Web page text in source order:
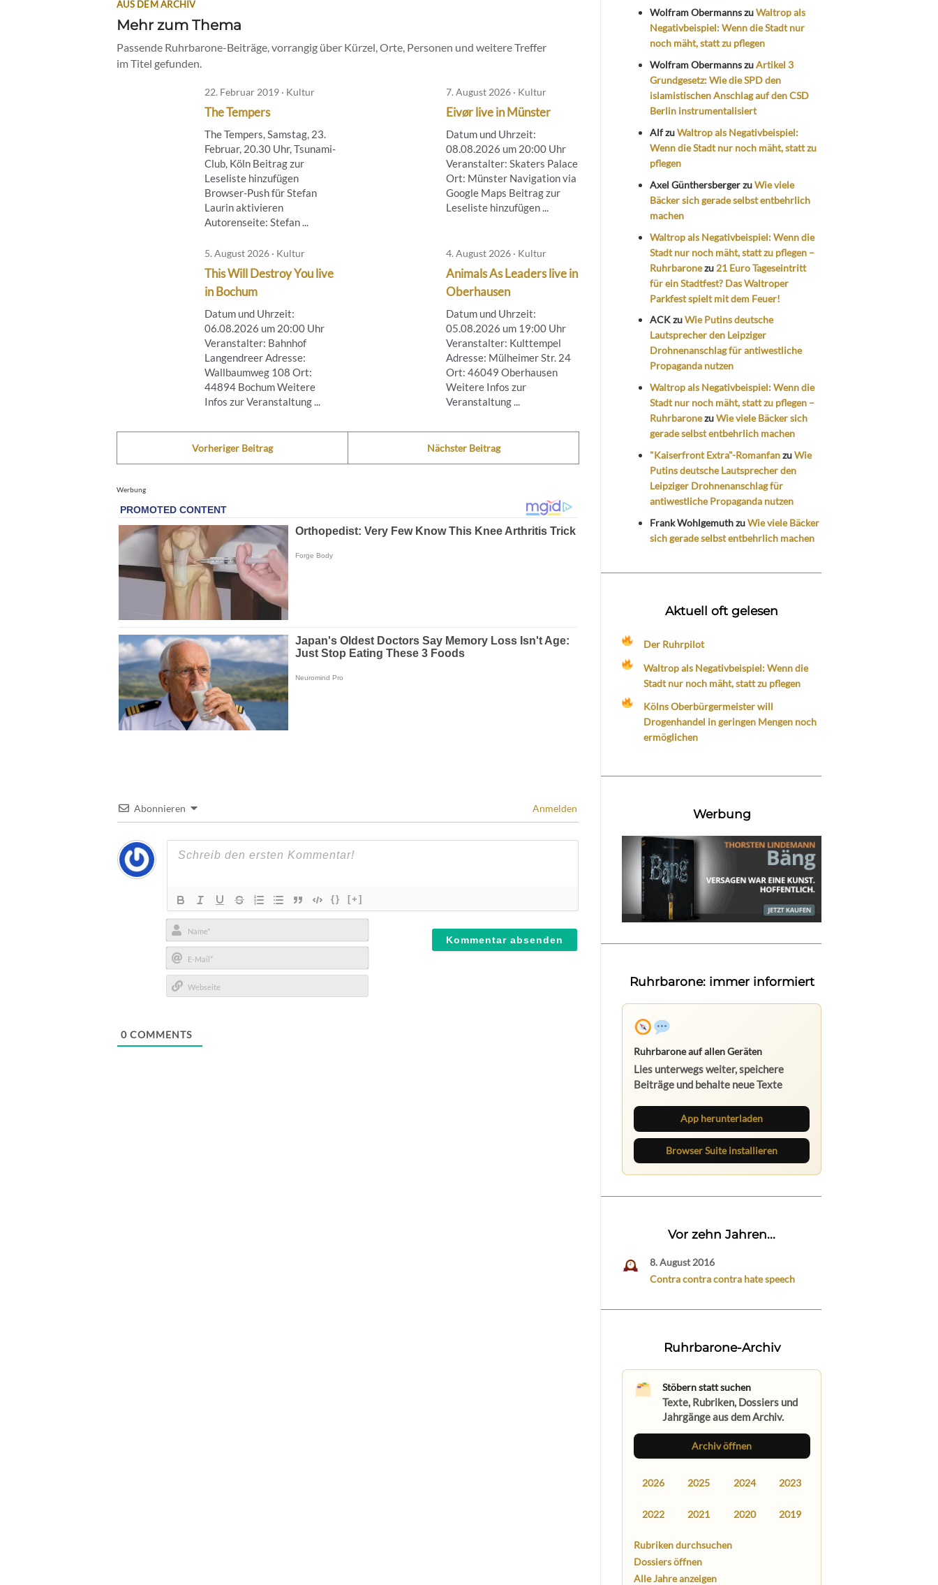
AUS DEM ARCHIV
Mehr zum Thema
Passende Ruhrbarone-Beiträge, vorrangig über Kürzel, Orte, Personen und weitere Treffer
im Titel gefunden.
22. Februar 2019 · Kultur
The Tempers
The Tempers, Samstag, 23.
Februar, 20.30 Uhr, Tsunami-
Club, Köln Beitrag zur
Leseliste hinzufügen
Browser-Push für Stefan
Laurin aktivieren
Autorenseite: Stefan ...
7. August 2026 · Kultur
Eivør live in Münster
Datum und Uhrzeit:
08.08.2026 um 20:00 Uhr
Veranstalter: Skaters Palace
Ort: Münster Navigation via
Google Maps Beitrag zur
Leseliste hinzufügen ...
5. August 2026 · Kultur
This Will Destroy You live
in Bochum
Datum und Uhrzeit:
06.08.2026 um 20:00 Uhr
Veranstalter: Bahnhof
Langendreer Adresse:
Wallbaumweg 108 Ort:
44894 Bochum Weitere
Infos zur Veranstaltung ...
4. August 2026 · Kultur
Animals As Leaders live in
Oberhausen
Datum und Uhrzeit:
05.08.2026 um 19:00 Uhr
Veranstalter: Kulttempel
Adresse: Mülheimer Str. 24
Ort: 46049 Oberhausen
Weitere Infos zur
Veranstaltung ...
Vorheriger Beitrag Nächster Beitrag
Werbung
Abonnieren Anmelden
{} [+]
Name*
E-
Mail*
0 COMMENTS
Wolfram ObermannszuWaltrop als
Negativbeispiel: Wenn die Stadt nur
noch mäht, statt zu pflegen
Wolfram ObermannszuArtikel 3
Grundgesetz: Wie die SPD den
islamistischen Anschlag auf den CSD
Berlin instrumentalisiert
AlfzuWaltrop als Negativbeispiel:
Wenn die Stadt nur noch mäht, statt zu
pflegen
Axel GünthersbergerzuWie viele
Bäcker sich gerade selbst entbehrlich
machen
Waltrop als Negativbeispiel: Wenn die
Stadt nur noch mäht, statt zu pflegen –
Ruhrbaronezu 21 Euro Tageseintritt
für ein Stadtfest? Das Waltroper
Parkfest spielt mit dem Feuer!
ACKzuWie Putins deutsche
Lautsprecher den Leipziger
Drohnenanschlag für antiwestliche
Propaganda nutzen
Waltrop als Negativbeispiel: Wenn die
Stadt nur noch mäht, statt zu pflegen –
RuhrbaronezuWie viele Bäcker sich
gerade selbst entbehrlich machen
"Kaiserfront Extra"-RomanfanzuWie
Putins deutsche Lautsprecher den
Leipziger Drohnenanschlag für
antiwestliche Propaganda nutzen
Frank WohlgemuthzuWie viele Bäcker
sich gerade selbst entbehrlich machen
Aktuell oft gelesen
Der Ruhrpilot
Waltrop als Negativbeispiel: Wenn die
Stadt nur noch mäht, statt zu pflegen
Kölns Oberbürgermeister will
Drogenhandel in geringen Mengen noch
ermöglichen
Werbung
Ruhrbarone: immer informiert
Ruhrbarone auf allen Geräten
Lies unterwegs weiter, speichere
Beiträge und behalte neue Texte
direkt im Browser im Blick.
App herunterladen
Browser Suite installieren
Vor zehn Jahren...
8. August 2016
Contra contra contra hate speech
Ruhrbarone-Archiv
Stöbern statt suchen
Texte, Rubriken, Dossiers und
Jahrgänge aus dem Archiv.
Archiv öffnen
2026 2025 2024 2023
2022 2021 2020 2019
Rubriken durchsuchen
Dossiers öffnen
Alle Jahre anzeigen